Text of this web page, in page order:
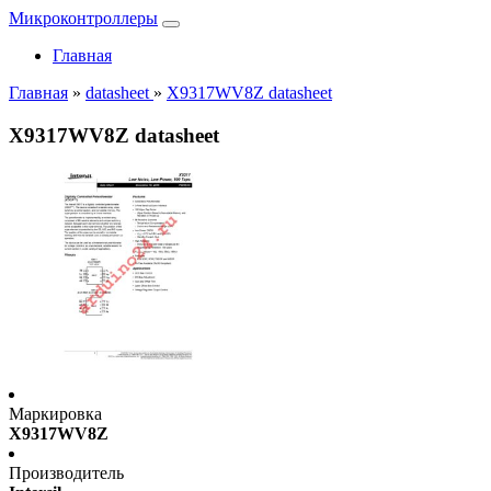
Микроконтроллеры
Главная
Главная » datasheet » X9317WV8Z datasheet
X9317WV8Z datasheet
Маркировка
X9317WV8Z
Производитель